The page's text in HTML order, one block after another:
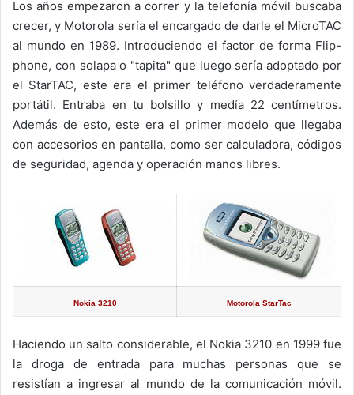
Los años empezaron a correr y la telefonía móvil buscaba
crecer, y Motorola sería el encargado de darle el MicroTAC
al mundo en 1989. Introduciendo el factor de forma Flip-
phone, con solapa o "tapita" que luego sería adoptado por
el StarTAC, este era el primer teléfono verdaderamente
portátil. Entraba en tu bolsillo y medía 22 centímetros.
Además de esto, este era el primer modelo que llegaba
con accesorios en pantalla, como ser calculadora, códigos
de seguridad, agenda y operación manos libres.
Nokia 3210 Motorola StarTac
Haciendo un salto considerable, el Nokia 3210 en 1999 fue
la droga de entrada para muchas personas que se
resistían a ingresar al mundo de la comunicación móvil.